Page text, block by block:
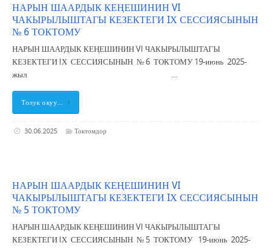
НАРЫН ШААРДЫК КЕҢЕШИНИН VI
ЧАКЫРЫЛЫШТАГЫ КЕЗЕКТЕГИ IХ СЕССИЯСЫНЫН
№ 6 ТОКТОМУ
НАРЫН ШААРДЫК КЕҢЕШИНИН VI ЧАКЫРЫЛЫШТАГЫ
КЕЗЕКТЕГИ IХ СЕССИЯСЫНЫН № 6 ТОКТОМУ 19-июнь 2025-
жыл …
Толук окуу…
30.06.2025 Токтомдор
НАРЫН ШААРДЫК КЕҢЕШИНИН VI
ЧАКЫРЫЛЫШТАГЫ КЕЗЕКТЕГИ IХ СЕССИЯСЫНЫН
№ 5 ТОКТОМУ
НАРЫН ШААРДЫК КЕҢЕШИНИН VI ЧАКЫРЫЛЫШТАГЫ
КЕЗЕКТЕГИ IХ СЕССИЯСЫНЫН № 5 ТОКТОМУ 19-июнь 2025-